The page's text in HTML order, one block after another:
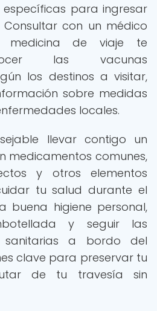
específicas para ingresar
con un médico
medicina de viaje te
las vacunas
los destinos a visitar,
sobre medidas
locales.
llevar contigo un
medicamentos comunes,
y otros elementos
tu salud durante el
buena higiene personal,
y seguir las
sanitarias a bordo del
clave para preservar tu
de tu travesía sin